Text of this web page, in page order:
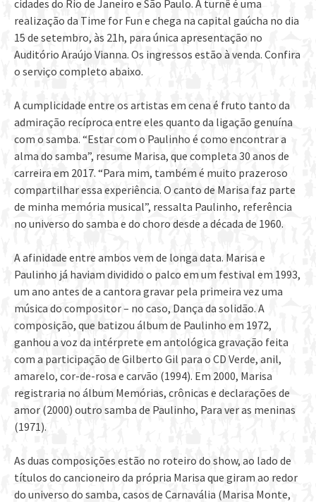
cidades do Rio de Janeiro e São Paulo. A turnê é uma
realização da Time for Fun e chega na capital gaúcha no dia
15 de setembro, às 21h, para única apresentação no
Auditório Araújo Vianna. Os ingressos estão à venda. Confira
o serviço completo abaixo.
A cumplicidade entre os artistas em cena é fruto tanto da
admiração recíproca entre eles quanto da ligação genuína
com o samba. “Estar com o Paulinho é como encontrar a
alma do samba”, resume Marisa, que completa 30 anos de
carreira em 2017. “Para mim, também é muito prazeroso
compartilhar essa experiência. O canto de Marisa faz parte
de minha memória musical”, ressalta Paulinho, referência
no universo do samba e do choro desde a década de 1960.
A afinidade entre ambos vem de longa data. Marisa e
Paulinho já haviam dividido o palco em um festival em 1993,
um ano antes de a cantora gravar pela primeira vez uma
música do compositor – no caso, Dança da solidão. A
composição, que batizou álbum de Paulinho em 1972,
ganhou a voz da intérprete em antológica gravação feita
com a participação de Gilberto Gil para o CD Verde, anil,
amarelo, cor-de-rosa e carvão (1994). Em 2000, Marisa
registraria no álbum Memórias, crônicas e declarações de
amor (2000) outro samba de Paulinho, Para ver as meninas
(1971).
As duas composições estão no roteiro do show, ao lado de
títulos do cancioneiro da própria Marisa que giram ao redor
do universo do samba, casos de Carnavália (Marisa Monte,